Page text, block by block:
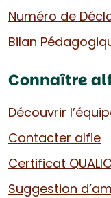
Numéro de
Bilan
Connaître
Découvrir
Contacter alfie
Certificat
Suggestion